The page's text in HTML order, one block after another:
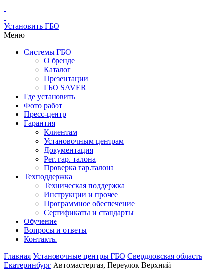
Установить ГБО
Меню
Системы ГБО
О бренде
Каталог
Презентации
ГБО SAVER
Где установить
Фото работ
Пресс-центр
Гарантия
Клиентам
Установочным центрам
Документация
Рег. гар. талона
Проверка гар.талона
Техподдержка
Техническая поддержка
Инструкции и прочее
Программное обеспечение
Сертификаты и стандарты
Обучение
Вопросы и ответы
Контакты
Главная Установочные центры ГБО Свердловская область
Екатеринбург Автомастергаз, Переулок Верхний